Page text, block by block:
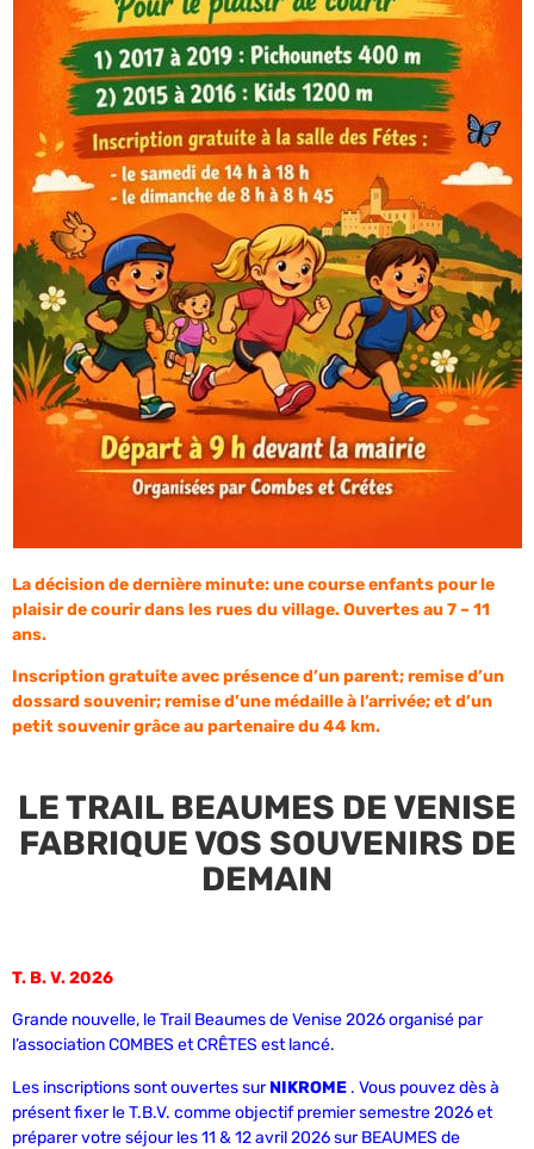
La décision de dernière minute: une course enfants pour le
plaisir de courir dans les rues du village. Ouvertes au 7 – 11
ans.
Inscription gratuite avec présence d’un parent; remise d’un
dossard souvenir; remise d’une médaille à l’arrivée; et d’un
petit souvenir grâce au partenaire du 44 km.
LE TRAIL BEAUMES DE VENISE
FABRIQUE VOS SOUVENIRS DE
DEMAIN
T. B. V. 2026
Grande nouvelle, le Trail Beaumes de Venise 2026 organisé par
l’association COMBES et CRÊTES est lancé.
Les inscriptions sont ouvertes surNIKROME . Vous pouvez dès à
présent fixer le T.B.V. comme objectif premier semestre 2026 et
préparer votre séjour les 11 & 12 avril 2026 sur BEAUMES de